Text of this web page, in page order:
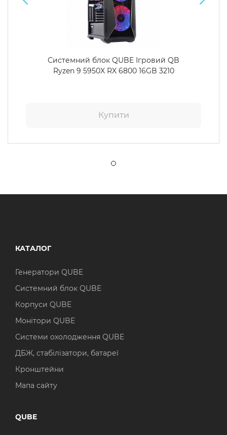
Системний блок QUBE Ігровий QB
Ryzen 9 5950X RX 6800 16GB 3210
Купити
КАТАЛОГ
Генератори QUBE
Системний блок QUBE
Корпуси QUBE
Монітори QUBE
Системи охолодження QUBE
ДБЖ, стабілізатори, батареї
Кронштейни
Мапа сайту
QUBE